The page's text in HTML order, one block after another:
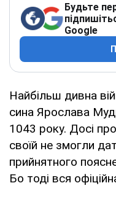
Будьте
Google
Найбільш дивна
сина Ярослава
1043 року. Досі
своїй не змогли
прийнятного
Бо тоді вся